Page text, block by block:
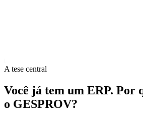
A tese central
Você já tem um ERP. Por
o GESPROV?